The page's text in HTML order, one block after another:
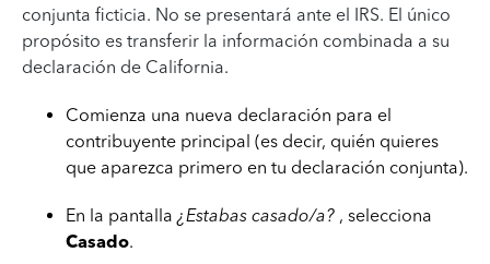
conjunta ficticia. No se presentará ante el IRS. El único
propósito es transferir la información combinada a su
declaración de California.
Comienza una nueva declaración para el
contribuyente principal (es decir, quién quieres
que aparezca primero en tu declaración conjunta).
En la pantalla ¿Estabas casado/a? , selecciona
Casado.